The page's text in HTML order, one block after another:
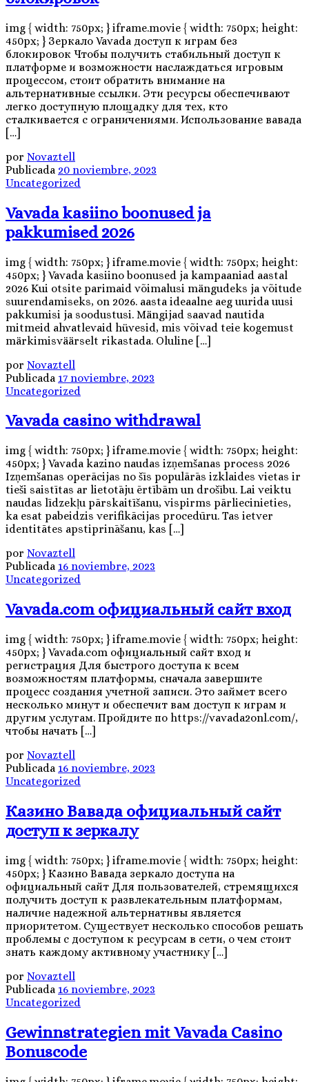
img { width: 750px; } iframe.movie { width: 750px; height:
450px; } Зеркало Vavada доступ к играм без
блокировок Чтобы получить стабильный доступ к
платформе и возможности наслаждаться игровым
процессом, стоит обратить внимание на
альтернативные ссылки. Эти ресурсы обеспечивают
легко доступную площадку для тех, кто
сталкивается с ограничениями. Использование вавада
[…]
por Novaztell
Publicada 20 noviembre, 2023
Uncategorized
Vavada kasiino boonused ja
pakkumised 2026
img { width: 750px; } iframe.movie { width: 750px; height:
450px; } Vavada kasiino boonused ja kampaaniad aastal
2026 Kui otsite parimaid võimalusi mängudeks ja võitude
suurendamiseks, on 2026. aasta ideaalne aeg uurida uusi
pakkumisi ja soodustusi. Mängijad saavad nautida
mitmeid ahvatlevaid hüvesid, mis võivad teie kogemust
märkimisväärselt rikastada. Oluline […]
por Novaztell
Publicada 17 noviembre, 2023
Uncategorized
Vavada casino withdrawal
img { width: 750px; } iframe.movie { width: 750px; height:
450px; } Vavada kazino naudas izņemšanas process 2026
Izņemšanas operācijas no šīs populārās izklaides vietas ir
tieši saistītas ar lietotāju ērtībām un drošību. Lai veiktu
naudas līdzekļu pārskaitīšanu, vispirms pārliecinieties,
ka esat pabeidzis verifikācijas procedūru. Tas ietver
identitātes apstiprināšanu, kas […]
por Novaztell
Publicada 16 noviembre, 2023
Uncategorized
Vavada.com официальный сайт вход
img { width: 750px; } iframe.movie { width: 750px; height:
450px; } Vavada.com официальный сайт вход и
регистрация Для быстрого доступа к всем
возможностям платформы, сначала завершите
процесс создания учетной записи. Это займет всего
несколько минут и обеспечит вам доступ к играм и
другим услугам. Пройдите по https://vavada2onl.com/,
чтобы начать […]
por Novaztell
Publicada 16 noviembre, 2023
Uncategorized
Казино Вавада официальный сайт
доступ к зеркалу
img { width: 750px; } iframe.movie { width: 750px; height:
450px; } Казино Вавада зеркало доступа на
официальный сайт Для пользователей, стремящихся
получить доступ к развлекательным платформам,
наличие надежной альтернативы является
приоритетом. Существует несколько способов решать
проблемы с доступом к ресурсам в сети, о чем стоит
знать каждому активному участнику […]
por Novaztell
Publicada 16 noviembre, 2023
Uncategorized
Gewinnstrategien mit Vavada Casino
Bonuscode